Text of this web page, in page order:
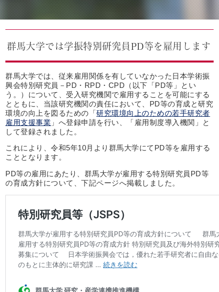
群⾺⼤学では学振特別研究員PD等を雇用します
群馬大学では、従来雇用関係を有していなかった日本学術振
興会特別研究員－PD・RPD・CPD（以下「PD等」とい
う。）について、受入研究機関で雇用することを可能にする
とともに、当該研究機関の責任において、PD等の育成と研究
環境の向上を図るための「研究環境向上のための若手研究者
雇用支援事業 」へ登録申請を行い、「雇用制度導入機関」と
して登録されました。
これにより、令和5年10月より群馬大学にてPD等を雇用する
こととなります。
PD等の雇用にあたり、群⾺⼤学が雇⽤する特別研究員PD等
の育成⽅針について、下記ページへ掲載しました。